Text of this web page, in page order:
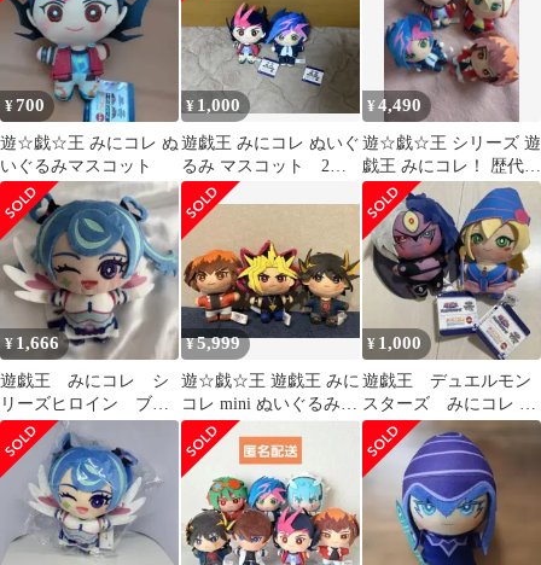
¥700
遊☆戯☆王 みにコレ ぬ
いぐるみマスコット
¥ 1,000
遊戯王 みにコレ ぬいぐ
るみ マスコット 2種
セット
¥4,490
遊☆戯☆王 シリーズ 遊
戯王 みにコレ！ 歴代主
人公 ぬいぐるみ マス
コット4体
¥ 1,666
遊戯王 みにコレ シ
リーズヒロイン ブル
ーエンジェル 財前葵
¥5,999
遊☆戯☆王 遊戯王 みに
コレ mini ぬいぐるみ
マスコット 3種セット
¥ 1,000
遊戯王 デュエルモン
スターズ みにコレ ぬ
いぐるみマスコット